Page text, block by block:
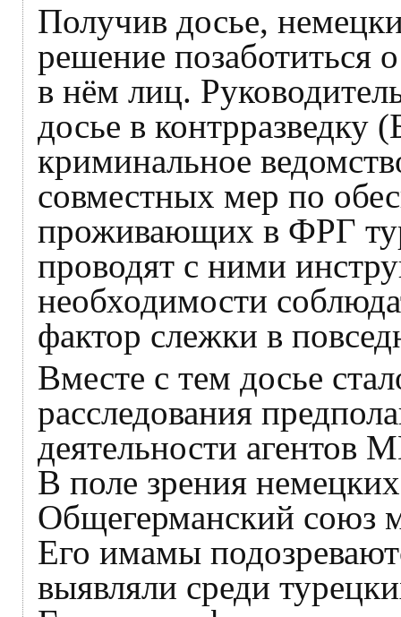
Получив досье,
решение позаботиться
в нём лиц.
досье в
криминальное
совместных мер по
проживающих в ФРГ
проводят с ними
необходимости
фактор слежки в
Вместе с тем досье
расследования
деятельности агентов
В поле зрения
Общегерманский союз
Его имамы
выявляли среди